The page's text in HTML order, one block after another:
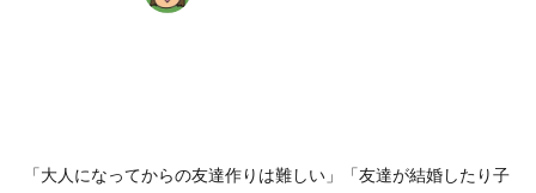
「大人になってからの友達作りは難しい」「友達が結婚したり子